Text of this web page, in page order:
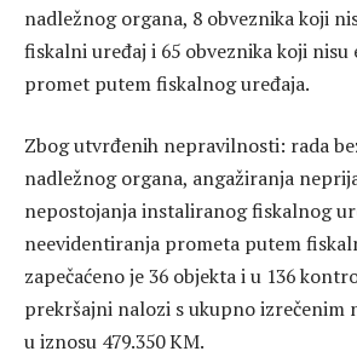
nadležnog organa, 8 obveznika koji
fiskalni uređaj i 65 obveznika koji
promet putem fiskalnog uređaja.
Zbog utvrđenih nepravilnosti: rada
nadležnog organa, angažiranja
nepostojanja instaliranog fiskalnog
neevidentiranja prometa putem
zapečaćeno je 36 objekta i u 136
prekršajni nalozi s ukupno izrečenim
u iznosu 479.350 KM.